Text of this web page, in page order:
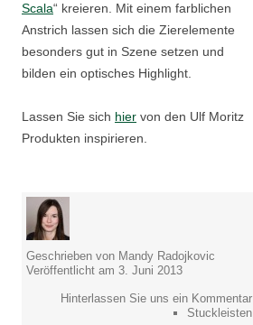
Scala“ kreieren. Mit einem farblichen
Anstrich lassen sich die Zierelemente
besonders gut in Szene setzen und
bilden ein optisches Highlight.
Lassen Sie sich hier von den Ulf Moritz
Produkten inspirieren.
Geschrieben von Mandy Radojkovic
Veröffentlicht am 3. Juni 2013
Hinterlassen Sie uns ein Kommentar
Stuckleisten